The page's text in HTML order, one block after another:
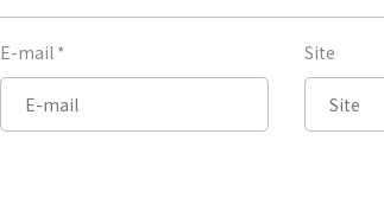
E-mail * Site